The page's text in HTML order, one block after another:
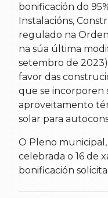
bonificación do
Instalacións,
regulado na
na súa última
setembro de
favor das
que se incorporen
aproveitamento
solar para
O Pleno
celebrada o 16 de
bonificación